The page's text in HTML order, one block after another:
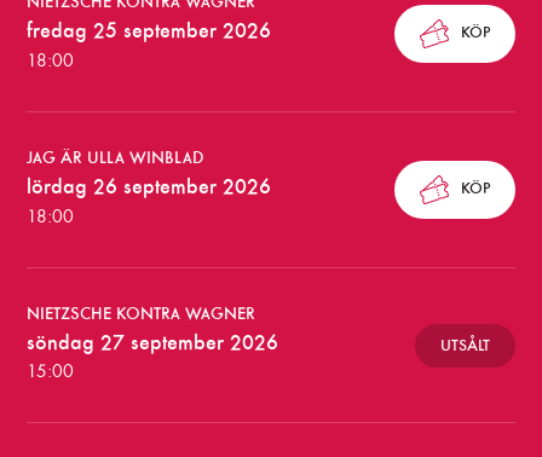
f
ö
r
e
s
t
ä
l
l
fredag 25 september 2026
18:00
KÖP
JAG ÄR ULLA WINBLAD
lördag 26 september 2026
18:00
KÖP
NIETZSCHE KONTRA WAGNER
söndag 27 september 2026
15:00
UTSÅLT